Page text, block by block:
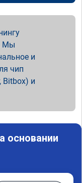
Мы
и
чип
Bitbox) и
основании